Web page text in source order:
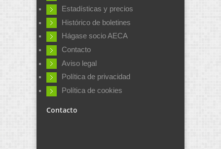
Estadísticas y precios
Histórico de boletines
Hágase socio AECA
Contacto
Aviso legal
Política de privacidad
Política de cookies
Contacto